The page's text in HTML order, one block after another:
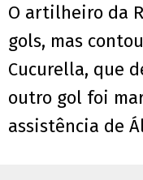
O artilheiro da
gols, mas
Cucurella, que
outro gol foi
assistência de